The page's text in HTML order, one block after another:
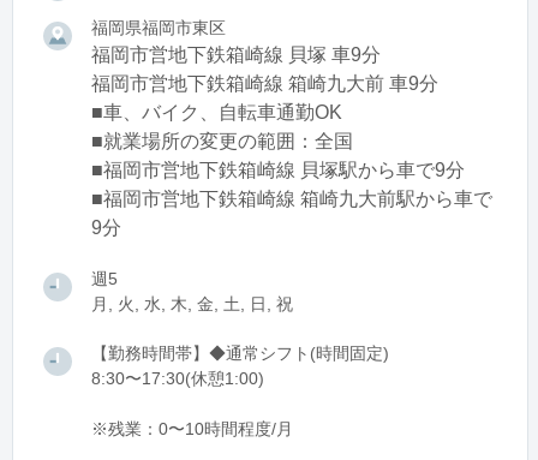
福岡県福岡市東区
福岡市営地下鉄箱崎線 貝塚 車9分
福岡市営地下鉄箱崎線 箱崎九大前 車9分
■車、バイク、自転車通勤OK
■就業場所の変更の範囲：全国
■福岡市営地下鉄箱崎線 貝塚駅から車で9分
■福岡市営地下鉄箱崎線 箱崎九大前駅から車で
9分
週5
月, 火, 水, 木, 金, 土, 日, 祝
【勤務時間帯】◆通常シフト(時間固定)
8:30〜17:30(休憩1:00)
※残業：0〜10時間程度/月